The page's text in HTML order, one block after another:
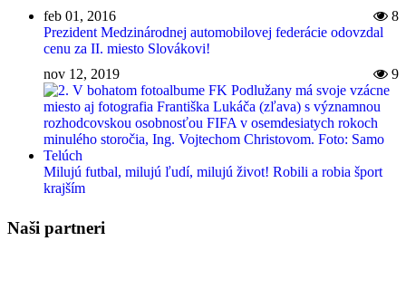
feb 01, 2016
8
Prezident Medzinárodnej automobilovej federácie odovzdal
cenu za II. miesto Slovákovi!
nov 12, 2019
9
Milujú futbal, milujú ľudí, milujú život! Robili a robia šport
krajším
Naši partneri